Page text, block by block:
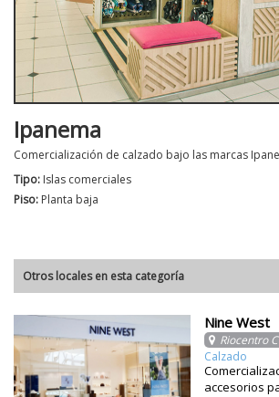
Ipanema
Comercialización de calzado bajo las marcas
Tipo: Islas comerciales
Piso: Planta baja
Otros locales en esta categoría
Nine West
Riocentro
Calzado
accesorios